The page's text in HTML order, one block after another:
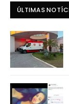
ÚLTIMAS